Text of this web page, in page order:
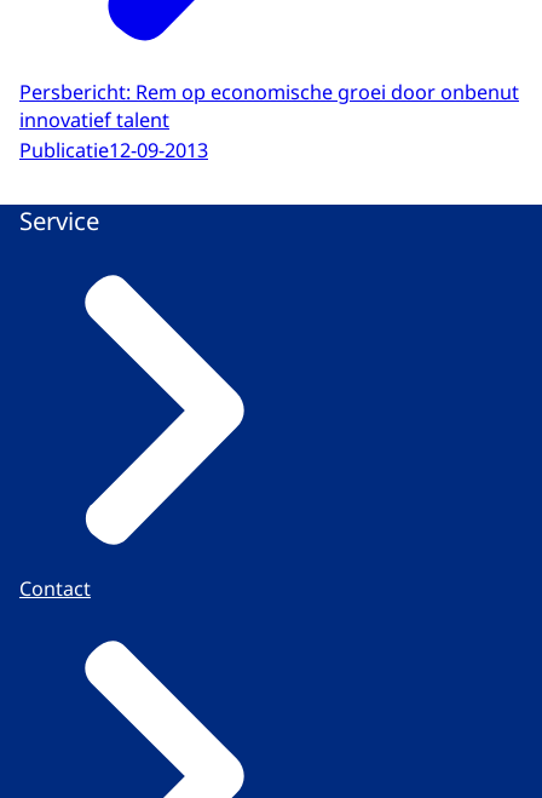
Persbericht: Rem op economische groei door onbenut
innovatief talent
Publicatie12-09-2013
Service
Contact